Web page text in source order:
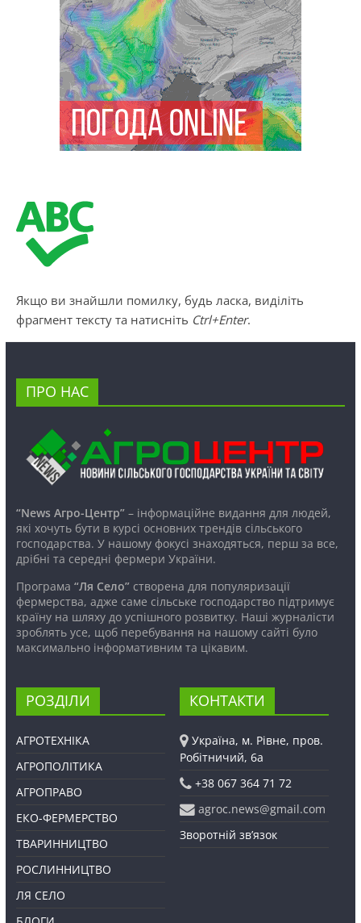
Якщо ви знайшли помилку, будь ласка, виділіть
фрагмент тексту та натисніть Ctrl+Enter.
ПРО НАС
“News Агро-Центр”– інформаційне видання для людей,
які хочуть бути в курсі основних трендів сільського
господарства. У нашому фокусі знаходяться, перш за все,
дрібні та середні фермери України.
Програма “Ля Село”створена для популяризації
фермерства, адже саме сільське господарство підтримує
країну на шляху до успішного розвитку. Наші журналісти
зроблять усе, щоб перебування на нашому сайті було
максимально інформативним та цікавим.
РОЗДІЛИ
АГРОТЕХНІКА
АГРОПОЛІТИКА
АГРОПРАВО
ЕКО-ФЕРМЕРСТВО
ТВАРИННИЦТВО
РОСЛИННИЦТВО
ЛЯ СЕЛО
КОНТАКТИ
Україна, м. Рівне, пров.
Робітничий, 6а
+38 067 364 71 72
agroc.news@gmail.com
Зворотній зв’язок